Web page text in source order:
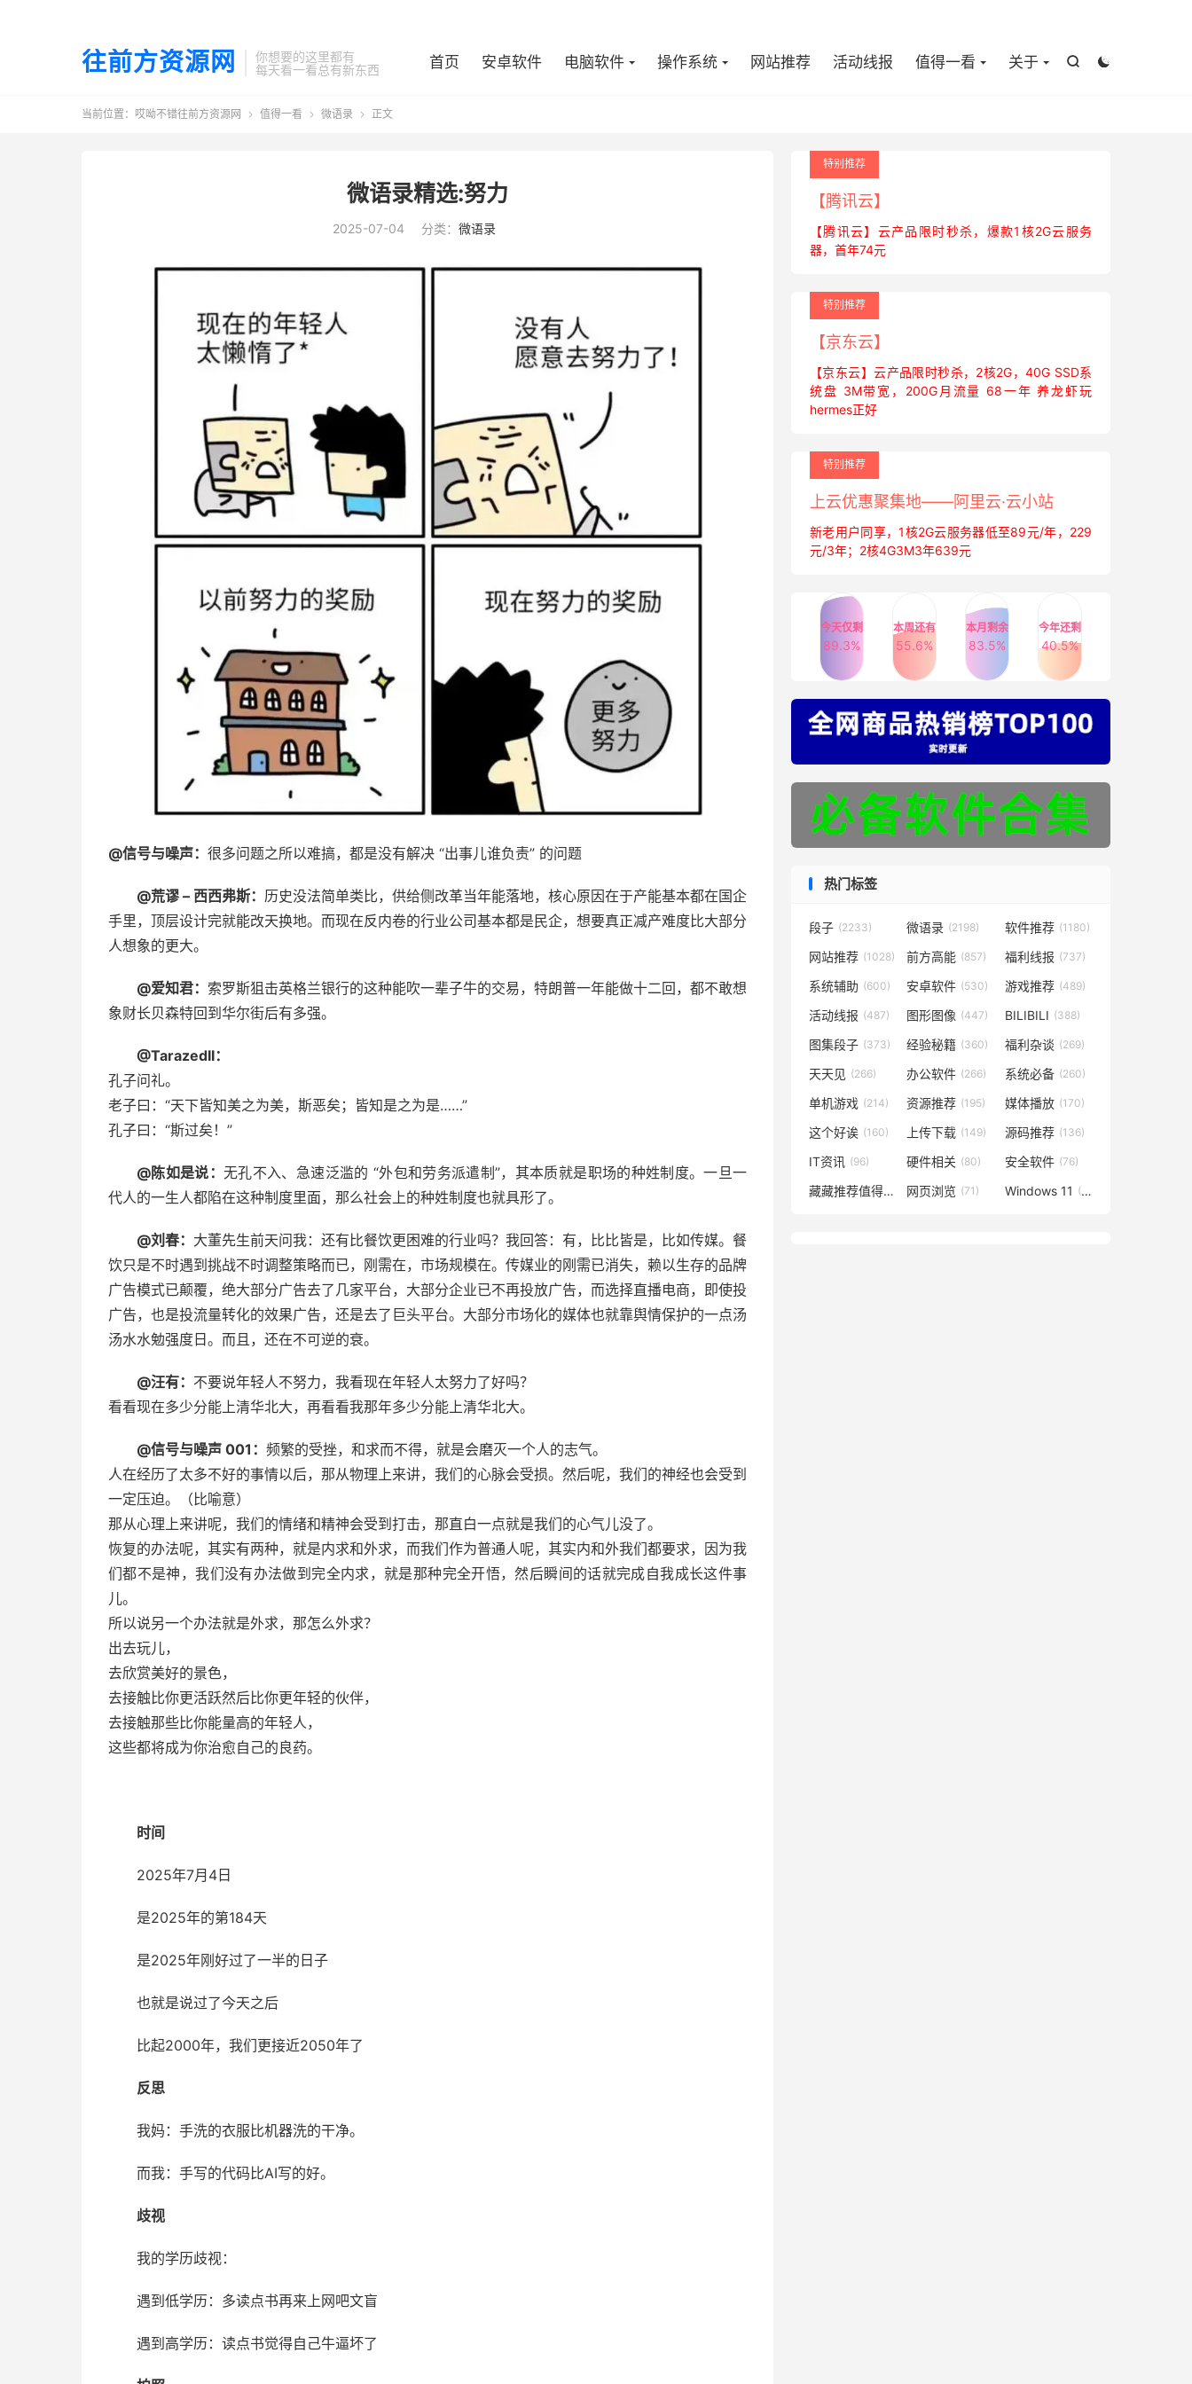
往前方资源网
你想要的这里都有
每天看一看总有新东西


首页 安卓软件 电脑软件 操作系统 网站推荐 活动线报 值得一看 关于
当前位置： 哎呦不错往前方资源网  值得一看  微语录  正文
微语录精选:努力
2025-07-04 分类： 微语录
@信号与噪声： 很多问题之所以难搞，都是没有解决 “出事儿谁负责” 的问题 ​​​
@荒谬 – 西西弗斯： 历史没法简单类比，供给侧改革当年能落地，核心原因在于产能基本都在国企
手里，顶层设计完就能改天换地。而现在反内卷的行业公司基本都是民企，想要真正减产难度比大部分
人想象的更大。 ​​​
@爱知君： 索罗斯狙击英格兰银行的这种能吹一辈子牛的交易，特朗普一年能做十二回，都不敢想
象财长贝森特回到华尔街后有多强。
@TarazedII：
孔子问礼。
老子曰：“天下皆知美之为美，斯恶矣；皆知是之为是……”
孔子曰：“斯过矣！”
@陈如是说：无孔不入、急速泛滥的 “外包和劳务派遣制”，其本质就是职场的种姓制度。一旦一
代人的一生人都陷在这种制度里面，那么社会上的种姓制度也就具形了。 ​​​
@刘春： 大董先生前天问我：还有比餐饮更困难的行业吗？我回答：有，比比皆是，比如传媒。餐
饮只是不时遇到挑战不时调整策略而已，刚需在，市场规模在。传媒业的刚需已消失，赖以生存的品牌
广告模式已颠覆，绝大部分广告去了几家平台，大部分企业已不再投放广告，而选择直播电商，即使投
广告，也是投流量转化的效果广告，还是去了巨头平台。大部分市场化的媒体也就靠舆情保护的一点汤
汤水水勉强度日。而且，还在不可逆的衰。
@汪有： 不要说年轻人不努力，我看现在年轻人太努力了好吗？
看看现在多少分能上清华北大，再看看我那年多少分能上清华北大。
@信号与噪声 001： 频繁的受挫，和求而不得，就是会磨灭一个人的志气。
人在经历了太多不好的事情以后，那从物理上来讲，我们的心脉会受损。然后呢，我们的神经也会受到
一定压迫。（比喻意）
那从心理上来讲呢，我们的情绪和精神会受到打击，那直白一点就是我们的心气儿没了。
恢复的办法呢，其实有两种，就是内求和外求，而我们作为普通人呢，其实内和外我们都要求，因为我
们都不是神，我们没有办法做到完全内求，就是那种完全开悟，然后瞬间的话就完成自我成长这件事
儿。
所以说另一个办法就是外求，那怎么外求？
出去玩儿，
去欣赏美好的景色，
去接触比你更活跃然后比你更年轻的伙伴，
去接触那些比你能量高的年轻人，
这些都将成为你治愈自己的良药。
时间
2025年7月4日
是2025年的第184天
是2025年刚好过了一半的日子
也就是说过了今天之后
比起2000年，我们更接近2050年了
反思
我妈：手洗的衣服比机器洗的干净。
而我：手写的代码比AI写的好。
歧视
我的学历歧视：
遇到低学历：多读点书再来上网吧文盲
遇到高学历：读点书觉得自己牛逼坏了
特别推荐
【腾讯云】
【腾讯云】云产品限时秒杀，爆款1核2G云服务
器，首年74元
特别推荐
【京东云】
【京东云】云产品限时秒杀，2核2G，40G SSD系
统盘 3M带宽，200G月流量 68一年 养龙虾玩
hermes正好
特别推荐
上云优惠聚集地——阿里云·云小站
新老用户同享，1核2G云服务器低至89元/年，229
元/3年；2核4G3M3年639元
今天仅剩
89.3%
本周还有
55.6%
本月剩余
83.5%
今年还剩
40.5%
热门标签
段子 (2233) 微语录 (2198) 软件推荐 (1180)
网站推荐 (1028) 前方高能 (857) 福利线报 (737)
系统辅助 (600) 安卓软件 (530) 游戏推荐 (489)
活动线报 (487) 图形图像 (447) BILIBILI (388)
图集段子 (373) 经验秘籍 (360) 福利杂谈 (269)
天天见 (266) 办公软件 (266) 系统必备 (260)
单机游戏 (214) 资源推荐 (195) 媒体播放 (170)
这个好诶 (160) 上传下载 (149) 源码推荐 (136)
IT资讯 (96) 硬件相关 (80) 安全软件 (76)
藏藏推荐值得一看 (73)
网页浏览 (71) Windows 11 (48)